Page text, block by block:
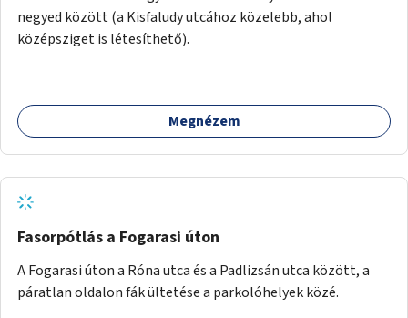
negyed között (a Kisfaludy utcához közelebb, ahol
középsziget is létesíthető).
Megnézem
Fasorpótlás a Fogarasi úton
A Fogarasi úton a Róna utca és a Padlizsán utca között, a
páratlan oldalon fák ültetése a parkolóhelyek közé.